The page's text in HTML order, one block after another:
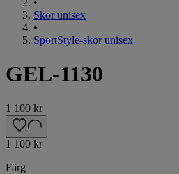
Skor unisex
•
SportStyle-skor unisex
GEL-1130
1 100 kr
1 100 kr
Färg